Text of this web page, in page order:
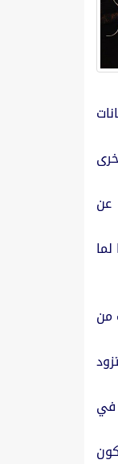
عن
من
للخدمة والتزود
في